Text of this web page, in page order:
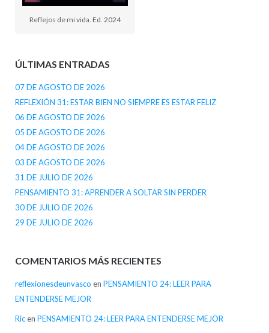
Reflejos de mi vida. Ed. 2024
ÚLTIMAS ENTRADAS
07 DE AGOSTO DE 2026
REFLEXIÓN 31: ESTAR BIEN NO SIEMPRE ES ESTAR FELIZ
06 DE AGOSTO DE 2026
05 DE AGOSTO DE 2026
04 DE AGOSTO DE 2026
03 DE AGOSTO DE 2026
31 DE JULIO DE 2026
PENSAMIENTO 31: APRENDER A SOLTAR SIN PERDER
30 DE JULIO DE 2026
29 DE JULIO DE 2026
COMENTARIOS MÁS RECIENTES
reflexionesdeunvasco en PENSAMIENTO 24: LEER PARA
ENTENDERSE MEJOR
Ricen PENSAMIENTO 24: LEER PARA ENTENDERSE MEJOR